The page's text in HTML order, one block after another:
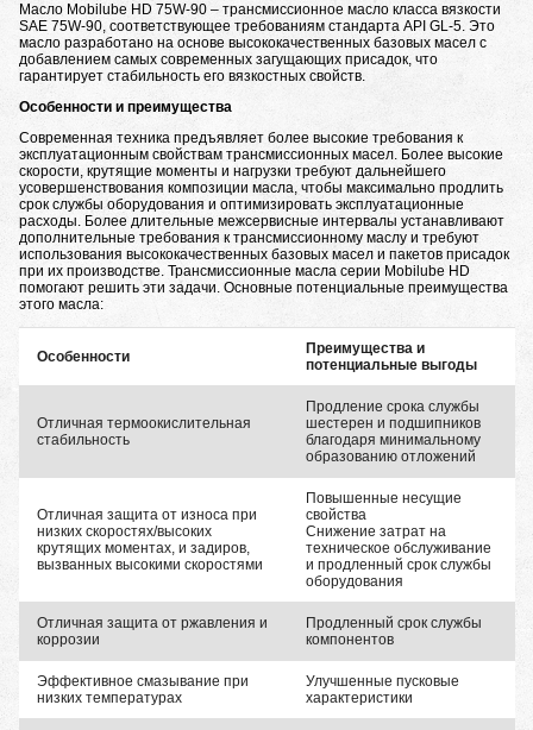
Масло Mobilube HD 75W-90 – трансмиссионное масло класса вязкости
SAE 75W-90, соответствующее требованиям стандарта API GL-5. Это
масло разработано на основе высококачественных базовых масел с
добавлением самых современных загущающих присадок, что
гарантирует стабильность его вязкостных свойств.
Особенности и преимущества
Современная техника предъявляет более высокие требования к
эксплуатационным свойствам трансмиссионных масел. Более высокие
скорости, крутящие моменты и нагрузки требуют дальнейшего
усовершенствования композиции масла, чтобы максимально продлить
срок службы оборудования и оптимизировать эксплуатационные
расходы. Более длительные межсервисные интервалы устанавливают
дополнительные требования к трансмиссионному маслу и требуют
использования высококачественных базовых масел и пакетов присадок
при их производстве. Трансмиссионные масла серии Mobilube HD
помогают решить эти задачи. Основные потенциальные преимущества
этого масла:
Особенности
Преимущества и
потенциальные выгоды
Отличная термоокислительная
стабильность
Продление срока службы
шестерен и подшипников
благодаря минимальному
образованию отложений
Отличная защита от износа при
низких скоростях/высоких
крутящих моментах, и задиров,
вызванных высокими скоростями
Повышенные несущие
свойства
Снижение затрат на
техническое обслуживание
и продленный срок службы
оборудования
Отличная защита от ржавления и
коррозии
Продленный срок службы
компонентов
Эффективное смазывание при
низких температурах
Улучшенные пусковые
характеристики